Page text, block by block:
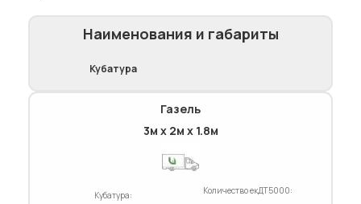
Наименования и габариты
Кубатура
Газель
3м х 2м х 1.8м
Кубатура: Количество екДТ5000: